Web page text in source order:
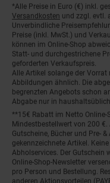
Fußnoten
*Alle Preise in Euro (€) inkl.
Versandkosten und zzgl. evtl.
Unverbindliche
Preise (inkl. MwSt.) und
können im Online-Shop
Statt- und durchgestrichene
geforderten Verkaufspreis.
Alle Artikel solange der Vorrat
Abbildungen ähnlich. Die
begrenzten Angebots schon
Abgabe nur in
**15€ Rabatt im Netto
Mindestbestellwert von 200
Gutscheine, Bücher und Pre-
gekennzeichnete Artikel.
Abholservices. Der Gutschein
Online-Shop-Newsletter
pro Person und Bestellung.
anderen Aktionsvorteilen